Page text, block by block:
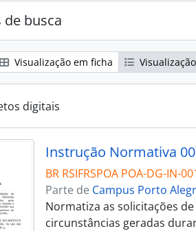
de busca
Visualização em ficha
digitais
Instrução Normativa
BR RSIFRSPOA POA-DG-IN-
Parte de Campus Porto
Normatiza as solicitações
circunstâncias geradas